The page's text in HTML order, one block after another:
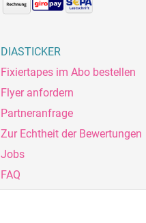
DIASTICKER
Fixiertapes im Abo bestellen
Flyer anfordern
Partneranfrage
Zur Echtheit der Bewertungen
Jobs
FAQ